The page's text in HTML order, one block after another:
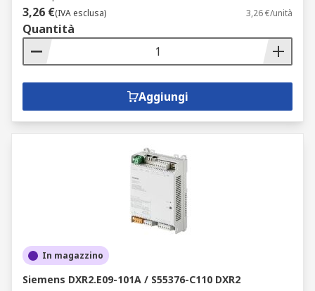
3,26 €(IVA esclusa) 3,26 €/unità
Quantità
Aggiungi
In magazzino
Siemens DXR2.E09-101A / S55376-C110 DXR2